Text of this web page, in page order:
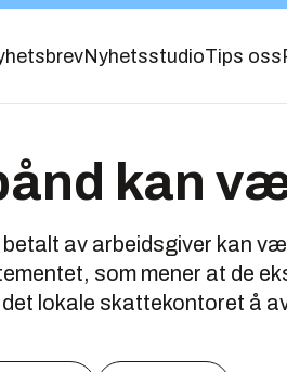
NyhetsstudioTips oss
kan
av arbeidsgiver kan
som mener at de
lokale skattekontoret å